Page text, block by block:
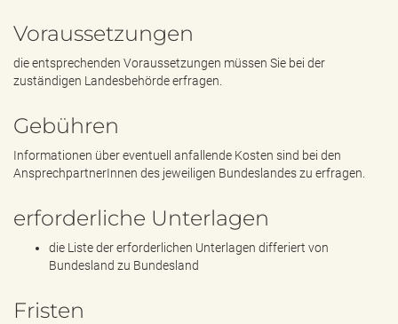
Voraussetzungen
die entsprechenden Voraussetzungen müssen Sie bei der
zuständigen Landesbehörde erfragen.
Gebühren
Informationen über eventuell anfallende Kosten sind bei den
AnsprechpartnerInnen des jeweiligen Bundeslandes zu erfragen.
erforderliche Unterlagen
die Liste der erforderlichen Unterlagen differiert von
Bundesland zu Bundesland
Fristen